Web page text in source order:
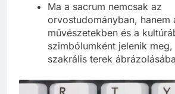
Ma a sacrum nemcsak az
orvostudományban, hanem
művészetekben és a
szimbólumként jelenik
szakrális terek